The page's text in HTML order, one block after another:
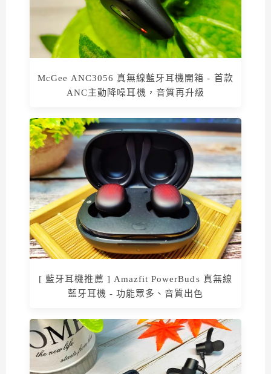
McGee ANC3056 真無線藍牙耳機開箱 - 首款
ANC主動降噪耳機，音質再升級
[ 藍牙耳機推薦 ] Amazfit PowerBuds 真無線
藍牙耳機 - 功能眾多、音質出色